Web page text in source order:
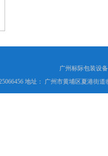
广州标际包装设
地址： 广州市黄埔区夏港街